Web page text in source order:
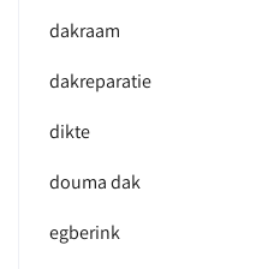
dakraam
dakreparatie
dikte
douma dak
egberink